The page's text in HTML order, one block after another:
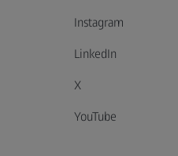
Instagram
LinkedIn
X
YouTube